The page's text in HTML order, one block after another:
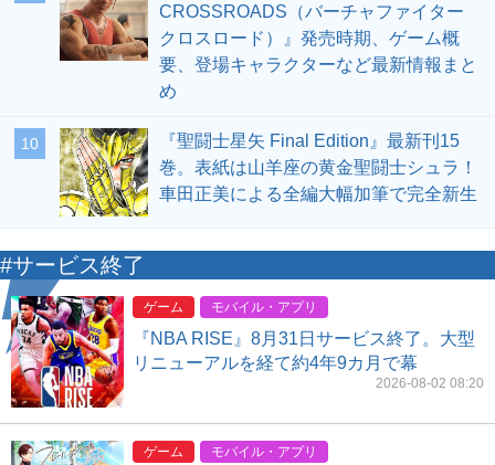
CROSSROADS（バーチャファイター
クロスロード）』発売時期、ゲーム概
要、登場キャラクターなど最新情報まと
め
10
『聖闘士星矢 Final Edition』最新刊15
巻。表紙は山羊座の黄金聖闘士シュラ！
車田正美による全編大幅加筆で完全新生
#サービス終了
ゲーム モバイル・アプリ
『NBA RISE』8月31日サービス終了。大型
リニューアルを経て約4年9カ月で幕
2026-08-02 08:20
ゲーム モバイル・アプリ